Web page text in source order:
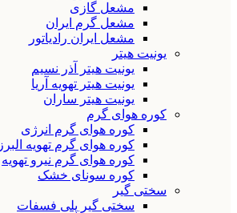
مشعل گازی
مشعل گرم ایران
مشعل ایران رادیاتور
یونیت هیتر
یونیت هیتر آذر نسیم
یونیت هیتر تهویه آریا
یونیت هیتر ساران
کوره هوای گرم
کوره هوای گرم انرژی
کوره هوای گرم تهویه البرز
کوره هوای گرم نیرو تهویه
کوره سونای خشک
سختی گیر
سختی گیر پلی فسفات